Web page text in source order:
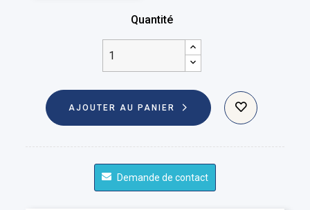
Quantité
AJOUTER AU PANIER
Demande de contact